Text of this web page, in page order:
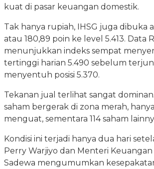
kuat di pasar keuangan domestik.
Tak hanya rupiah, IHSG juga dibuka
atau 180,89 poin ke level 5.413. Data
menunjukkan indeks sempat
tertinggi harian 5.490 sebelum
menyentuh posisi 5.370.
Tekanan jual terlihat sangat
saham bergerak di zona merah,
menguat, sementara 114 saham
Kondisi ini terjadi hanya dua hari
Perry Warjiyo dan Menteri
Sadewa mengumumkan